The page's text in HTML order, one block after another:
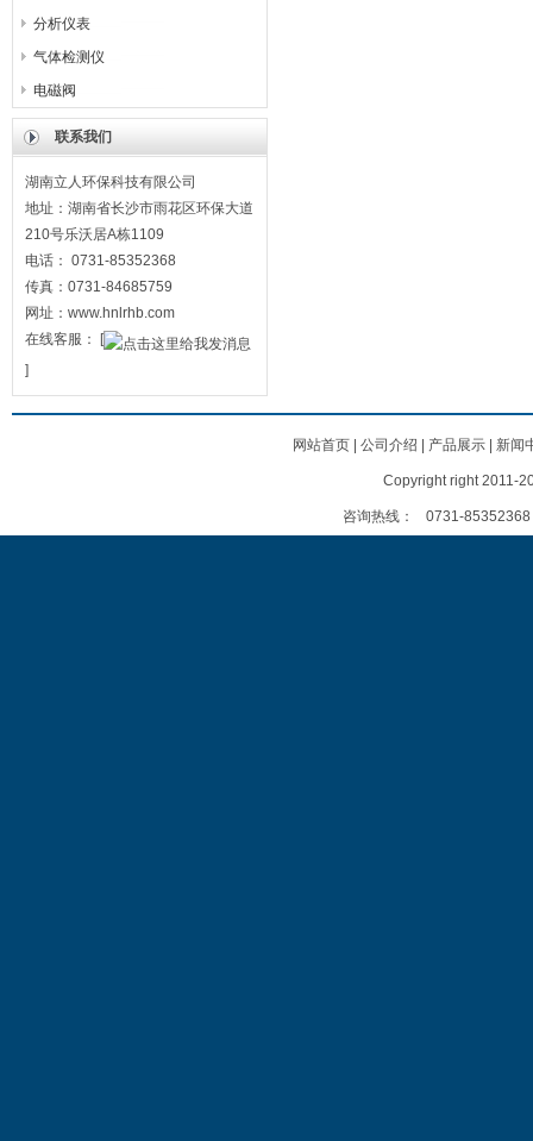
分析仪表
气体检测仪
电磁阀
联系我们
湖南立人环保科技有限公司
地址：湖南省长沙市雨花区环保大道
210号乐沃居A栋1109
电话： 0731-85352368
传真：0731-84685759
网址：www.hnlrhb.com
在线客服：
[
]
网站首页| 公司介绍 产品展示| 新闻
Copyright right 2011-
咨询热线： 0731-85352368